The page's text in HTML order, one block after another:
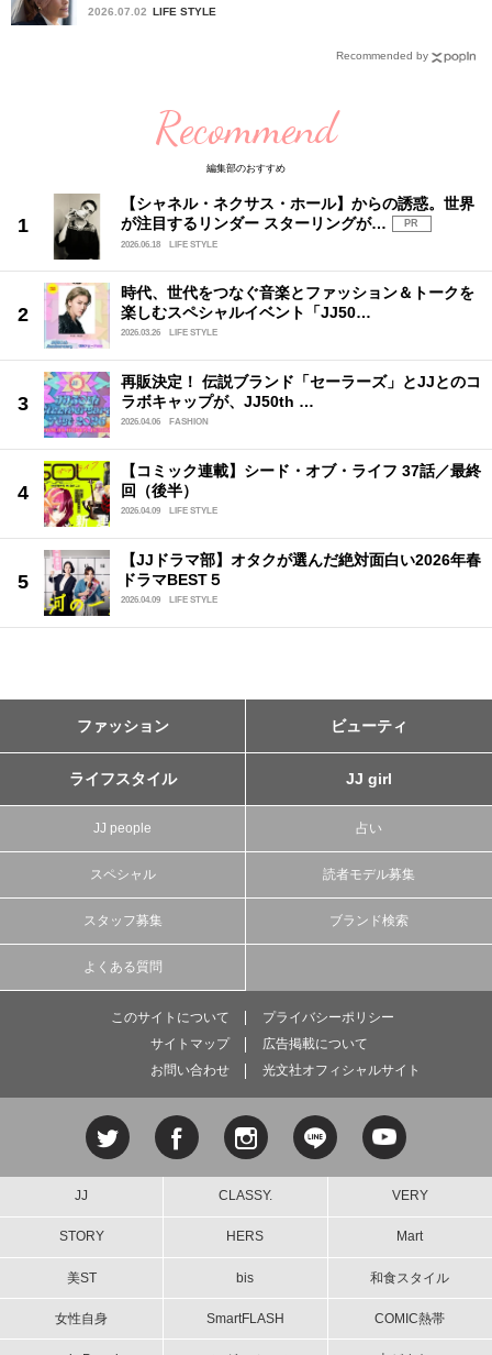
2026.07.02 LIFE STYLE
Recommended by
Recommend
編集部のおすすめ
【シャネル・ネクサス・ホール】からの誘惑。世界
が注目するリンダー スターリングが…
PR
2026.06.18
LIFE STYLE
時代、世代をつなぐ音楽とファッション＆トークを
楽しむスペシャルイベント「JJ50…
2026.03.26 LIFE STYLE
再販決定！ 伝説ブランド「セーラーズ」とJJとのコ
ラボキャップが、JJ50th …
2026.04.06 FASHION
【コミック連載】シード・オブ・ライフ 37話／最終
回（後半）
2026.04.09 LIFE STYLE
【JJドラマ部】オタクが選んだ絶対面白い2026年春
ドラマBEST５
2026.04.09 LIFE STYLE
ファッション ビューティ
ライフスタイル JJ girl
JJ people 占い
スペシャル 読者モデル募集
スタッフ募集 ブランド検索
よくある質問
このサイトについて
プライバシーポリシー
サイトマップ
広告掲載について
お問い合わせ
光文社オフィシャルサイト
JJ CLASSY. VERY
STORY HERS Mart
美ST bis 和食スタイル
女性自身 SmartFLASH COMIC熱帯